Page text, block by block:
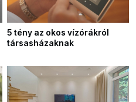
5 tény az okos vízórákról
társasházaknak